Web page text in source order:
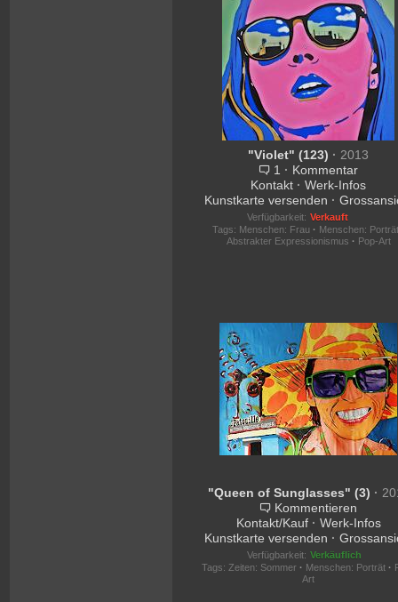
"Violet" (123) · 2013
1 · Kommentar
Kontakt · Werk-Infos
Kunstkarte versenden ·
Verfügbarkeit: Verkauft
Tags: Menschen: Frau · Menschen: Porträt
Abstrakter Expressionismus · Pop-Art
"Queen of Sunglasses" (3) ·
Kommentieren
Kontakt/Kauf · Werk-Infos
Kunstkarte versenden ·
Verfügbarkeit: Verkäuflich
Tags: Zeiten: Sommer · Menschen: Porträt ·
Art